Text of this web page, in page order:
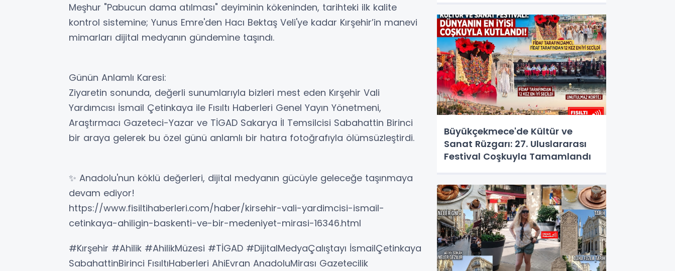
​Meşhur "Pabucun dama atılması" deyiminin kökeninden, tarihteki ilk kalite
kontrol sistemine; Yunus Emre'den Hacı Bektaş Veli'ye kadar Kırşehir’in manevi
mimarları dijital medyanın gündemine taşındı.
​Günün Anlamlı Karesi:
Ziyaretin sonunda, değerli sunumlarıyla bizleri mest eden Kırşehir Vali
Yardımcısı İsmail Çetinkaya ile Fısıltı Haberleri Genel Yayın Yönetmeni,
Araştırmacı Gazeteci-Yazar ve TİGAD Sakarya İl Temsilcisi Sabahattin Birinci
bir araya gelerek bu özel günü anlamlı bir hatıra fotoğrafıyla ölümsüzleştirdi.
​✨ Anadolu'nun köklü değerleri, dijital medyanın gücüyle geleceğe taşınmaya
devam ediyor!
​https://www.fisiltihaberleri.com/haber/kirsehir-vali-yardimcisi-ismail-
cetinkaya-ahiligin-baskenti-ve-bir-medeniyet-mirasi-16346.html
​#Kırşehir #Ahilik #AhilikMüzesi #TİGAD #DijitalMedyaÇalıştayı İsmailÇetinkaya
SabahattinBirinci FısıltıHaberleri AhiEvran AnadoluMirası Gazetecilik
Büyükçekmece'de Kültür ve
Sanat Rüzgarı: 27. Uluslararası
Festival Coşkuyla Tamamlandı